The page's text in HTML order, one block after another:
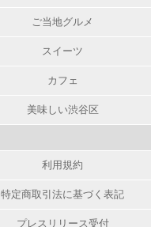
ご当地グルメ
スイーツ
カフェ
美味しい渋谷区
利用規約
特定商取引法に基づく表記
プレスリリース受付